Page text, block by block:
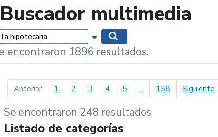
Buscador multimedia
Mostrar opciones de búsqueda
encontraron 1896 resultados.
Anteriorpágina anterior
1 2 3 4 5 ... 158 Siguiente
Se encontraron 248 resultados
Listado de categorías